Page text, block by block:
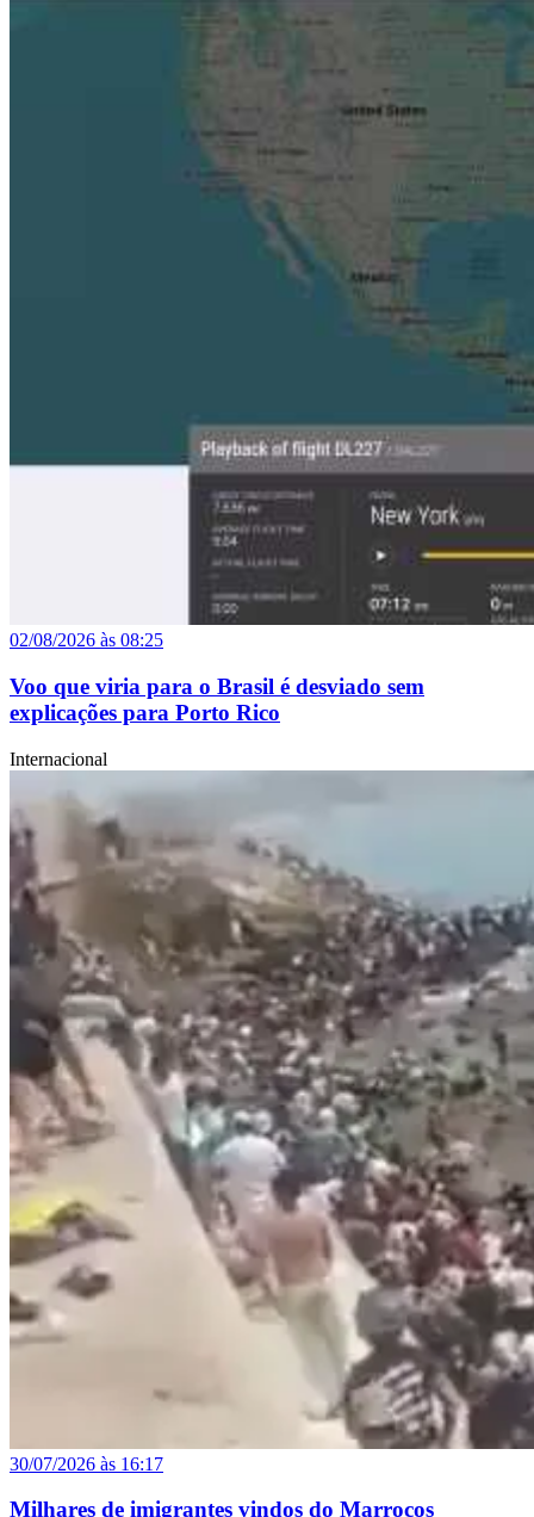
02/08/2026 às 08:25
Voo que viria para o Brasil é desviado sem
explicações para Porto Rico
Internacional
30/07/2026 às 16:17
Milhares de imigrantes vindos do Marrocos